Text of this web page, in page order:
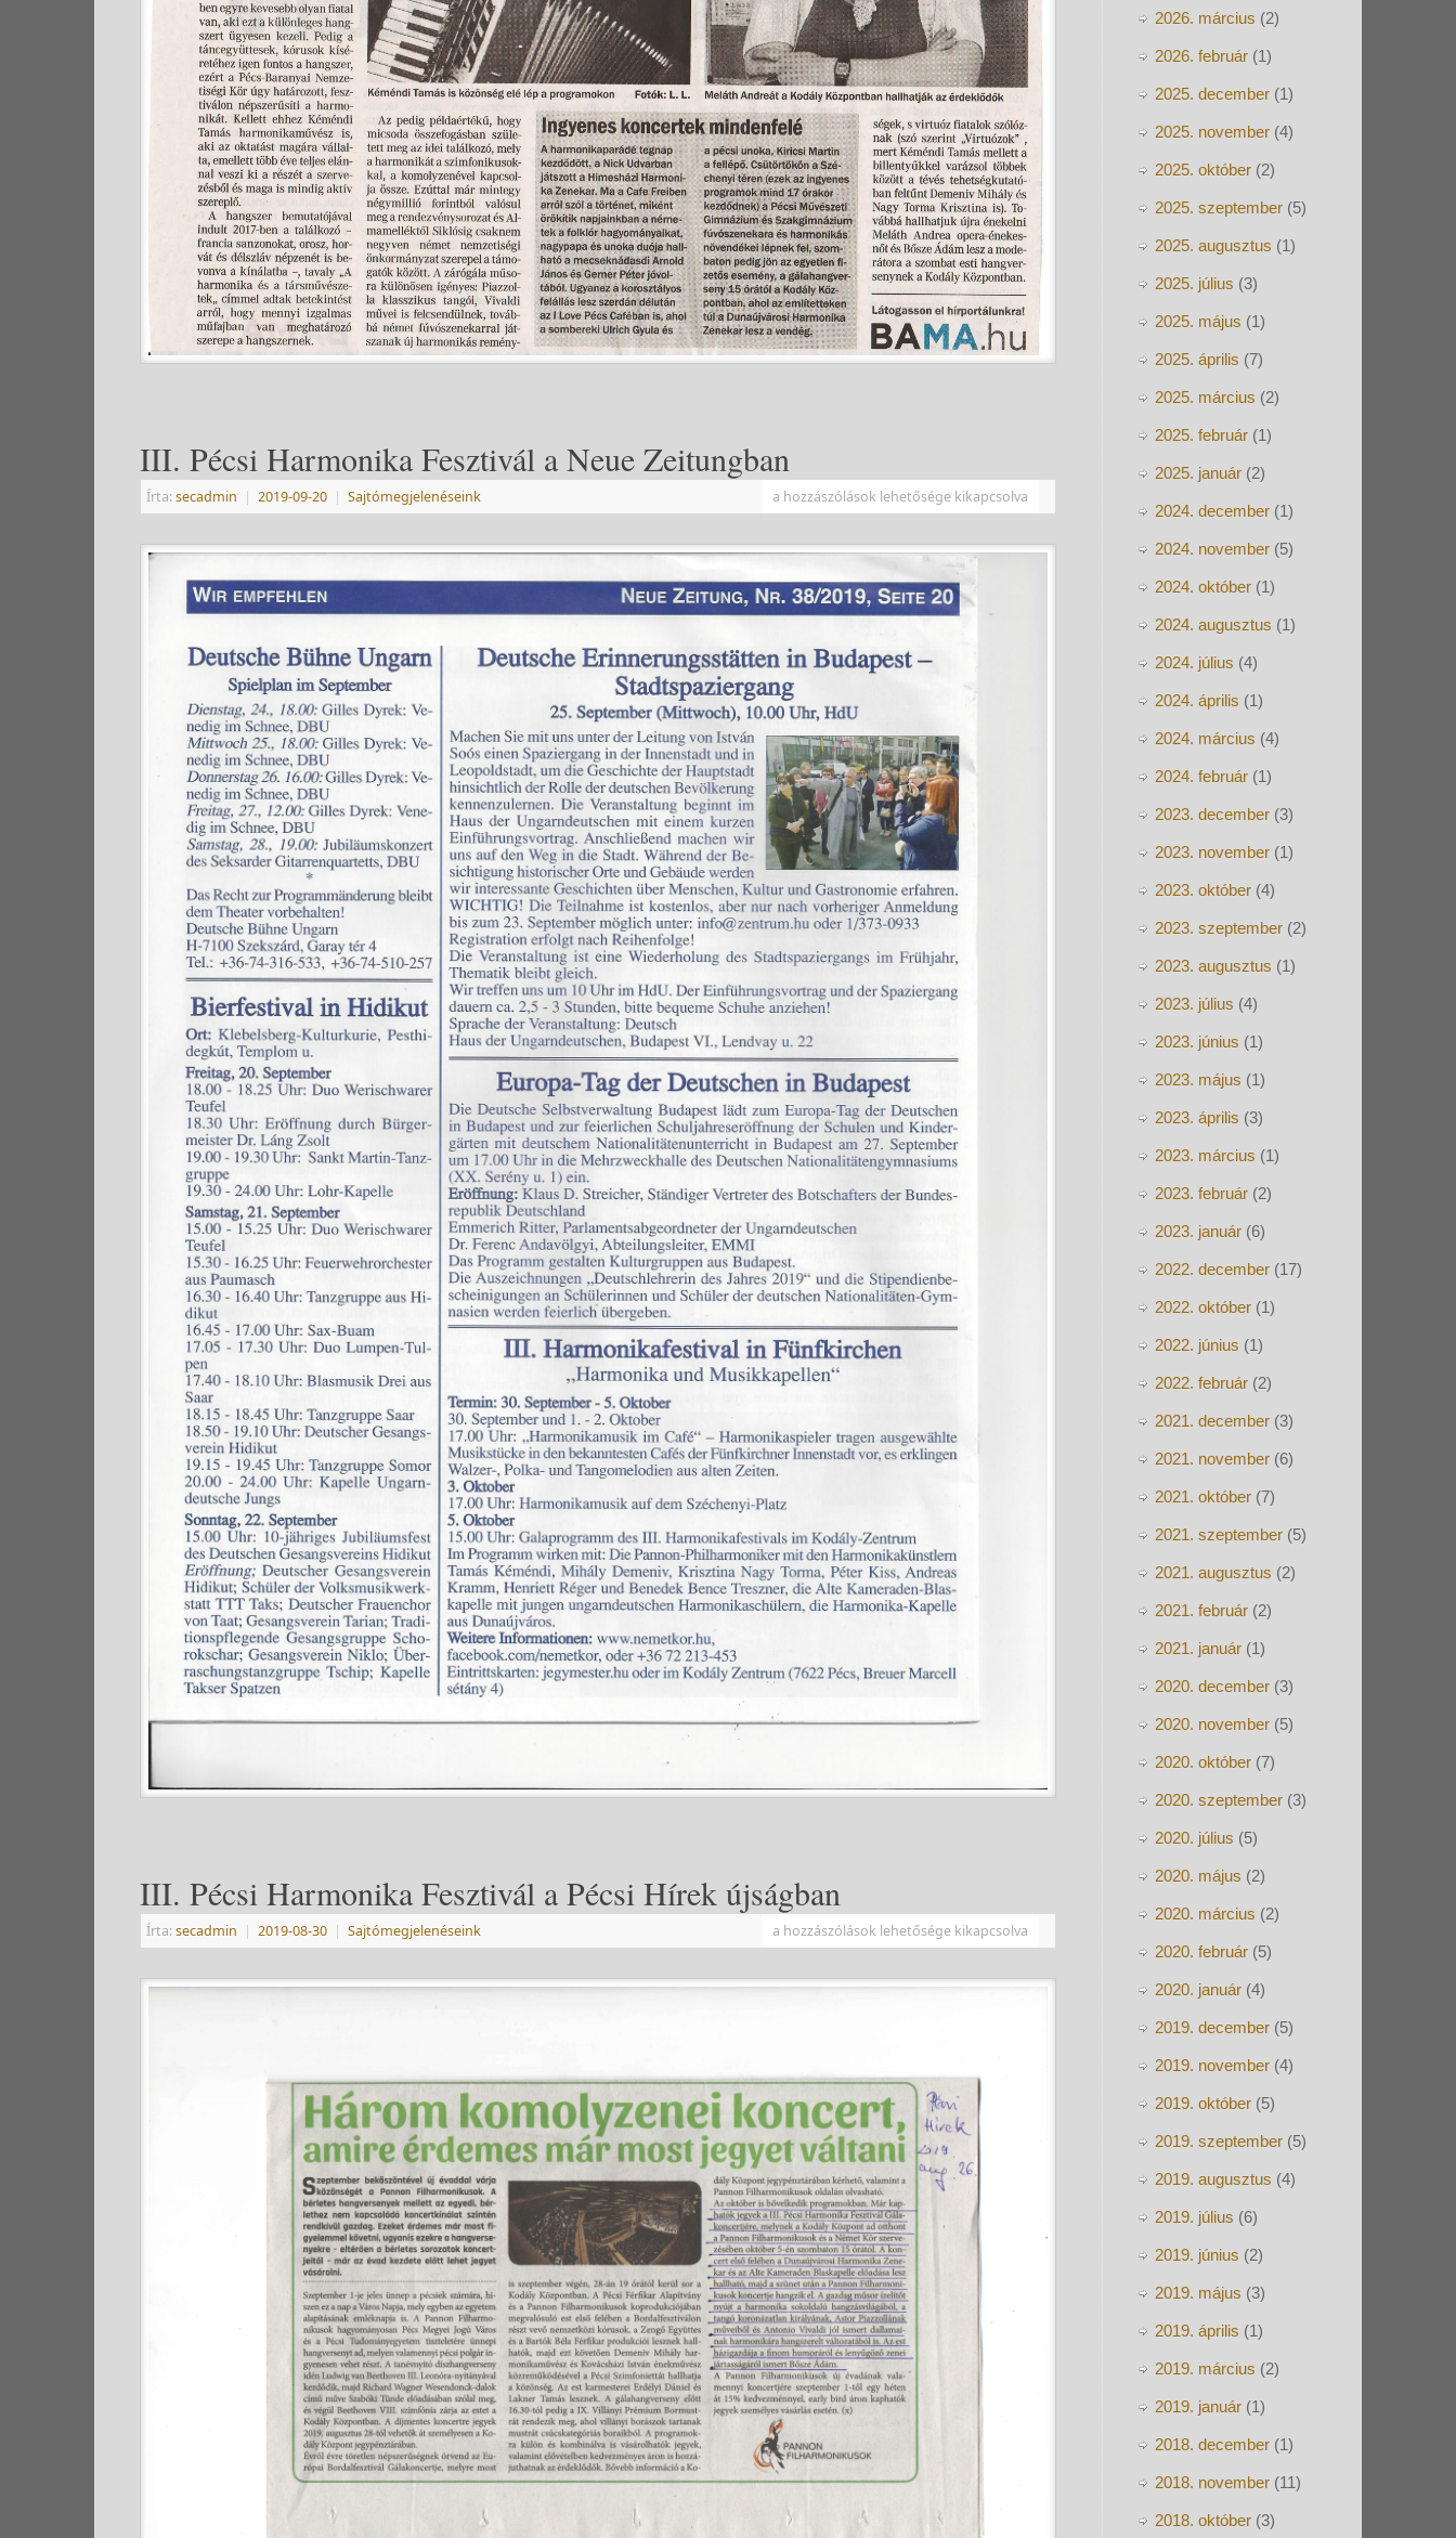
III. Pécsi Harmonika Fesztivál a Neue Zeitungban
Írta:secadmin | 2019-09-20 | Sajtómegjelenéseink a hozzászólások lehetősége kikapcsolva
III. Pécsi Harmonika Fesztivál a Pécsi Hírek újságban
Írta:secadmin | 2019-08-30 | Sajtómegjelenéseink a hozzászólások lehetősége kikapcsolva
2026. március (2)
2026. február (1)
2025. december (1)
2025. november (4)
2025. október (2)
2025. szeptember (5)
2025. augusztus (1)
2025. július (3)
2025. május (1)
2025. április (7)
2025. március (2)
2025. február (1)
2025. január (2)
2024. december (1)
2024. november (5)
2024. október (1)
2024. augusztus (1)
2024. július (4)
2024. április (1)
2024. március (4)
2024. február (1)
2023. december (3)
2023. november (1)
2023. október (4)
2023. szeptember (2)
2023. augusztus (1)
2023. július (4)
2023. június (1)
2023. május (1)
2023. április (3)
2023. március (1)
2023. február (2)
2023. január (6)
2022. december (17)
2022. október (1)
2022. június (1)
2022. február (2)
2021. december (3)
2021. november (6)
2021. október (7)
2021. szeptember (5)
2021. augusztus (2)
2021. február (2)
2021. január (1)
2020. december (3)
2020. november (5)
2020. október (7)
2020. szeptember (3)
2020. július (5)
2020. május (2)
2020. március (2)
2020. február (5)
2020. január (4)
2019. december (5)
2019. november (4)
2019. október (5)
2019. szeptember (5)
2019. augusztus (4)
2019. július (6)
2019. június (2)
2019. május (3)
2019. április (1)
2019. március (2)
2019. január (1)
2018. december (1)
2018. november (11)
2018. október (3)